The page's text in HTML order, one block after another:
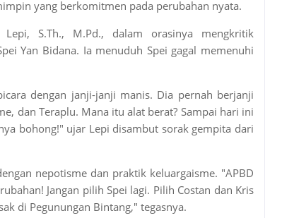
yang berkomitmen pada perubahan nyata.
Lepi, S.Th., M.Pd., dalam orasinya mengkritik
Yan Bidana. Ia menuduh Spei gagal memenuhi
dengan janji-janji manis. Dia pernah berjanji
dan Teraplu. Mana itu alat berat? Sampai hari ini
bohong!" ujar Lepi disambut sorak gempita dari
nepotisme dan praktik keluargaisme. "APBD
Jangan pilih Spei lagi. Pilih Costan dan Kris
di Pegunungan Bintang," tegasnya.